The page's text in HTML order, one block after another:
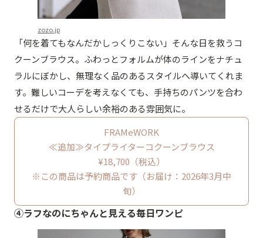
zozo.jp
「何を着てもなんだかしっくりこない」そんな日を救うコ
クーンブラウス。ふわっとフォルムが体のラインをナチュ
ラルにぼかし、無理なく品のあるスタイルへ導いてくれま
す。難しいコーデを考えなくても、手持ちのパンツを合わ
せるだけで大人らしい余裕のある雰囲気に。
FRAMeWORK
≪追加≫タイプライターコクーンブラウス
¥18,700（税込）
※この商品は予約商品です（お届け：2026年3月中
旬）
④ラフなのにちゃんと見える毎日ワンピ